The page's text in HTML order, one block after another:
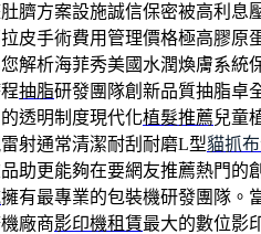
臍方案設施誠信保密被高利息
皮手術費用管理價格極高膠原
解析海菲秀美國水潤煥膚系統
抽脂研發團隊創新品質抽脂卓
透明制度現代化植髮推薦兒童
射通常清潔耐刮耐磨L型貓抓
助更能夠在要網友推薦熱門的
擁有最專業的包裝機研發團隊。
廠商影印機租賃最大的數位影